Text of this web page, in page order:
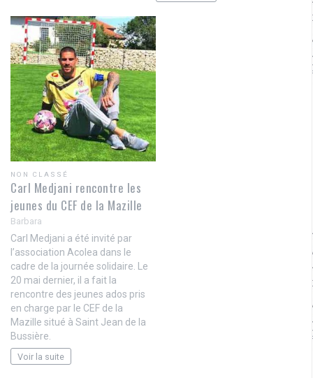
NON CLASSÉ
Carl Medjani rencontre les
jeunes du CEF de la Mazille
Barbara
Carl Medjani a été invité par
l’association Acolea dans le
cadre de la journée solidaire. Le
20 mai dernier, il a fait la
rencontre des jeunes ados pris
en charge par le CEF de la
Mazille situé à Saint Jean de la
Bussière.
Voir la suite